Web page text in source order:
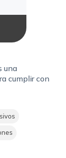
una
cumplir con